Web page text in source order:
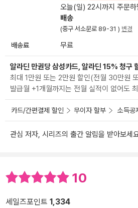
오늘(일) 22시까지 주문
배송
(중구 서소문로 89-31 ) 변경
배송료 무료
알라딘 만권당 삼성카드, 알라딘 15% 청구
최대 1만원 또는 2만원 할인(전월 30만원
발급월 +1개월까지는 전월 실적이 없어도
카드/간편결제 할인 무이자 할부 소득
관심 저자, 시리즈의 출간 알림을 받아보세
10
세일즈포인트 1,334